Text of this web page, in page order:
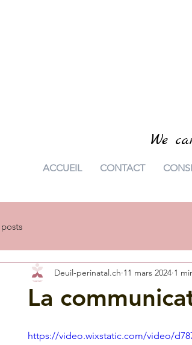
We
ACCUEIL CONTACT
La
Deuil-perinatal.ch 11 mars 2024 1
https://video.wixstatic.com/video/